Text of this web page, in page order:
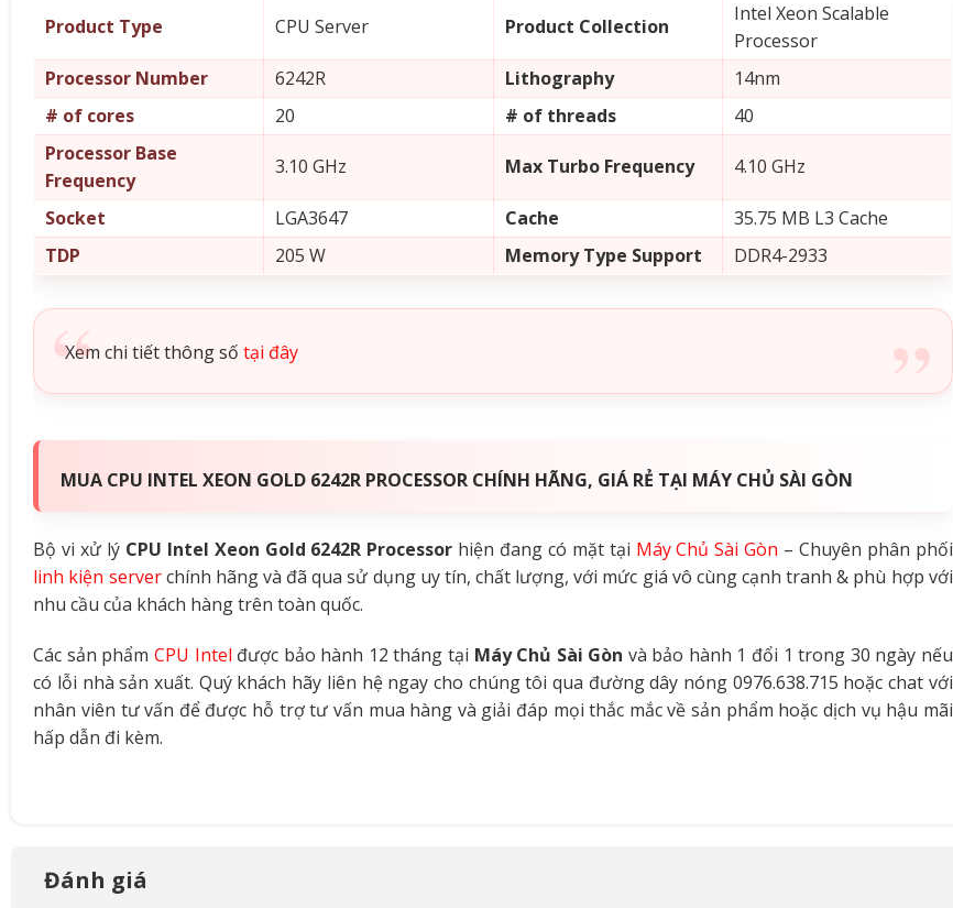
Product Type CPU Server Product Collection
Intel Xeon Scalable
Processor
Processor Number
6242R Lithography
14nm
# of cores
20 # of threads
40
Processor Base
Frequency
3.10 GHz Max Turbo Frequency 4.10 GHz
Socket LGA3647 Cache
35.75 MB L3 Cache
TDP
205 W Memory Type Support DDR4-2933
Xem chi tiết thông sốtại đây
MUA CPU INTEL XEON GOLD 6242R PROCESSOR CHÍNH HÃNG, GIÁ RẺ TẠI MÁY CHỦ SÀI GÒN
Bộ vi xử lý CPU Intel Xeon Gold 6242R Processor hiện đang có mặt tại Máy Chủ Sài Gòn – Chuyên phân phối
linh kiện serverchính hãng và đã qua sử dụng uy tín, chất lượng, với mức giá vô cùng cạnh tranh & phù hợp với
nhu cầu của khách hàng trên toàn quốc.
Các sản phẩmCPU Intel được bảo hành 12 tháng tại Máy Chủ Sài Gòn và bảo hành 1 đổi 1 trong 30 ngày nếu
có lỗi nhà sản xuất. Quý khách hãy liên hệ ngay cho chúng tôi qua đường dây nóng 0976.638.715 hoặc chat với
nhân viên tư vấn để được hỗ trợ tư vấn mua hàng và giải đáp mọi thắc mắc về sản phẩm hoặc dịch vụ hậu mãi
hấp dẫn đi kèm.
Đánh giá